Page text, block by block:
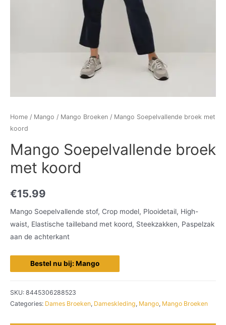
Home / Mango / Mango Broeken / Mango Soepelvallende broek met
koord
Mango Soepelvallende broek
met koord
€15.99
Mango Soepelvallende stof, Crop model, Plooidetail, High-
waist, Elastische tailleband met koord, Steekzakken, Paspelzak
aan de achterkant
Bestel nu bij: Mango
SKU: 8445306288523
Categories: Dames Broeken, Dameskleding, Mango, Mango Broeken